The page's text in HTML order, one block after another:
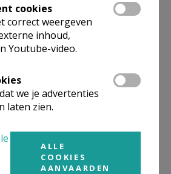
Zorgpastores
cookies
correct weergeven
inhoud,
Youtube-video.
we je advertenties
laten zien.
ALLE
COOKIES
AANVAARDEN